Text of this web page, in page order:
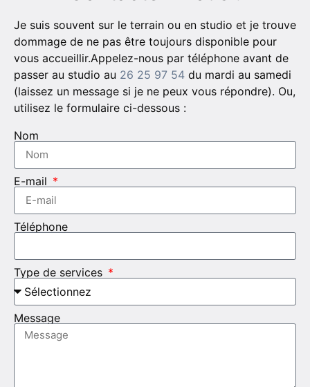
Je suis souvent sur le terrain ou en studio et je trouve
dommage de ne pas être toujours disponible pour
vous accueillir.Appelez-nous par téléphone avant de
passer au studio au 26 25 97 54 du mardi au samedi
(laissez un message si je ne peux vous répondre). Ou,
utilisez le formulaire ci-dessous :
Nom
E-mail
Téléphone
Type de services
Message